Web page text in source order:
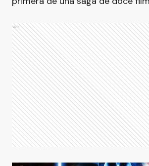
Ads